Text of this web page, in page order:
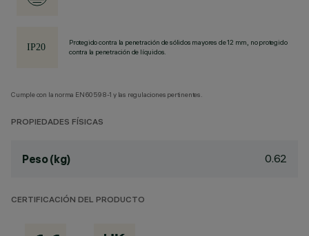
Protegido contra la penetración de sólidos mayores de 12 mm, no protegido
contra la penetración de líquidos.
Cumple con la norma EN60598-1 y las regulaciones pertinentes.
PROPIEDADES FÍSICAS
Peso (kg) 0.62
CERTIFICACIÓN DEL PRODUCTO